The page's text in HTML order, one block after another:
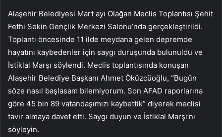
Alaşehir Belediyesi Mart ayı Olağan Meclis Toplantısı Şehit
Fethi Sekin Gençlik Merkezi Salonu’nda gerçekleştirildi.
Toplantı öncesinde 11 ilde meydana gelen depremde
hayatını kaybedenler için saygı duruşunda bulunuldu ve
İstiklal Marşı söylendi. Meclis toplantısında konuşan
Alaşehir Belediye Başkanı Ahmet Öküzcüoğlu, “Bugün
söze nasıl başlasam bilemiyorum. Son AFAD raporlarına
göre 45 bin 89 vatandaşımızı kaybettik” diyerek meclisi
tavır almaya davet etti. Saygı duyun ve İstiklal Marşı’nı
söyleyin.